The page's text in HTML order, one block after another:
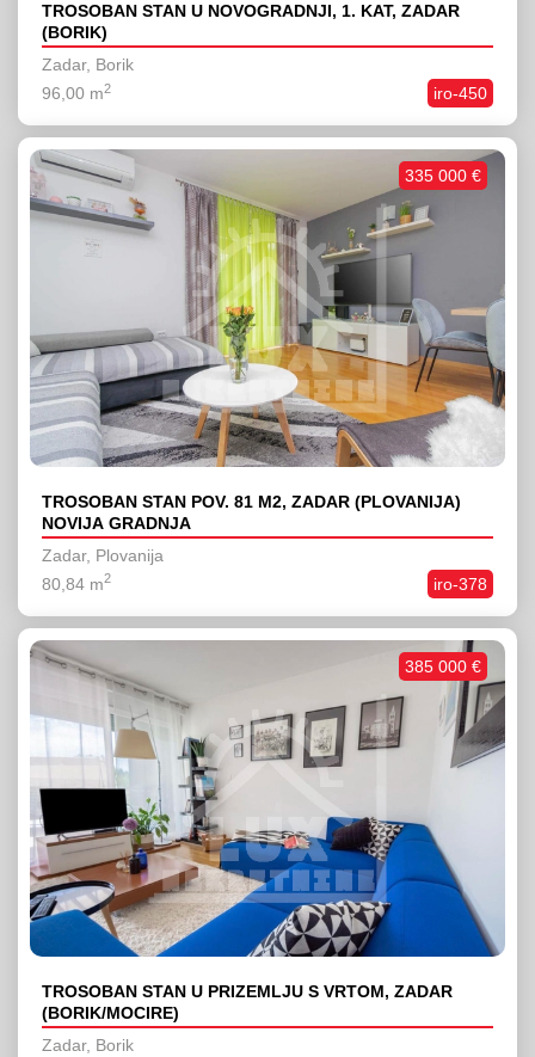
TROSOBAN STAN U NOVOGRADNJI, 1. KAT, ZADAR
(BORIK)
Zadar, Borik
iro-450
96,00 m2
TROSOBAN STAN POV. 81 M2, ZADAR (PLOVANIJA)
NOVIJA GRADNJA
Zadar, Plovanija
iro-378
80,84 m2
335 000 €
TROSOBAN STAN U PRIZEMLJU S VRTOM, ZADAR
(BORIK/MOCIRE)
Zadar, Borik
385 000 €